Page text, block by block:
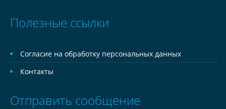
Полезные ссылки
Согласие на обработку персональных данных
Контакты
Отправить сообщение